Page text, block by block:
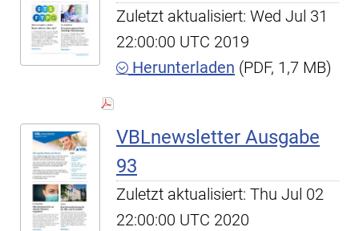
Zuletzt aktualisiert: Wed Jul 31
22:00:00 UTC 2019
Herunterladen (PDF, 1,7 MB)
VBLnewsletter Ausgabe
93
Zuletzt aktualisiert: Thu Jul 02
22:00:00 UTC 2020